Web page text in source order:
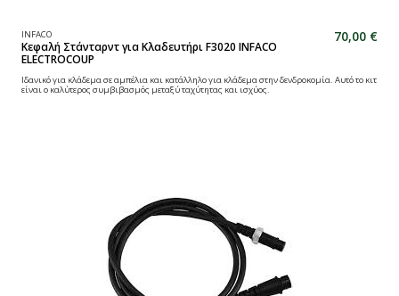
INFACO
Κεφαλή Στάνταρντ για Κλαδευτήρι F3020 INFACO
ELECTROCOUP
70,00 €
Ιδανικό για κλάδεμα σε αμπέλια και κατάλληλο για κλάδεμα στην δενδροκομία. Αυτό το κιτ
είναι ο καλύτερος συμβιβασμός μεταξύ ταχύτητας και ισχύος.